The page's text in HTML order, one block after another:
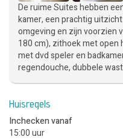
De ruime Suites hebben
kamer, een prachtig
omgeving en zijn voorzien
180 cm), zithoek met open
met dvd speler en
regendouche, dubbele
Huisregels
Inchecken vanaf
15:00 uur